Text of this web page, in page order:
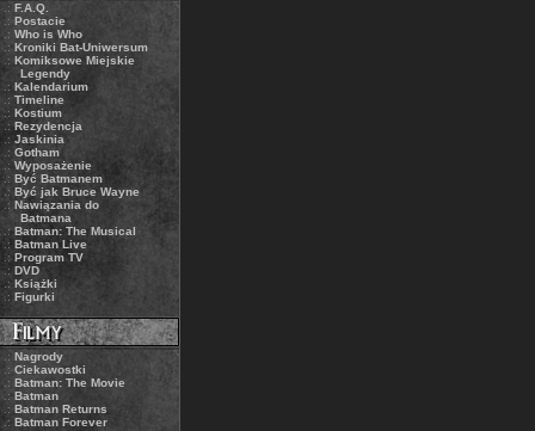
.: F.A.Q.
.: Postacie
.: Who is Who
.:Kroniki Bat-Uniwersum
.: Komiksowe Miejskie
Legendy
.: Kalendarium
.: Timeline
.: Kostium
.: Rezydencja
.: Jaskinia
.: Gotham
.:Wyposażenie
.: Być Batmanem
.: Być jak Bruce Wayne
.: Nawiązania do
Batmana
.:Batman: The Musical
.: Batman Live
.: Program TV
.: DVD
.:Książki
.: Figurki
.: Nagrody
.: Ciekawostki
.: Batman: The Movie
.:Batman
.: Batman Returns
.: Batman Forever